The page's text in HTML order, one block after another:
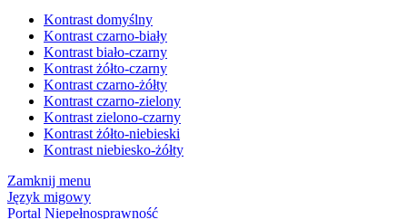
Kontrast domyślny
Kontrast czarno-biały
Kontrast biało-czarny
Kontrast żółto-czarny
Kontrast czarno-żółty
Kontrast czarno-zielony
Kontrast zielono-czarny
Kontrast żółto-niebieski
Kontrast niebiesko-żółty
Zamknij menu
Język migowy
Portal Niepełnosprawność